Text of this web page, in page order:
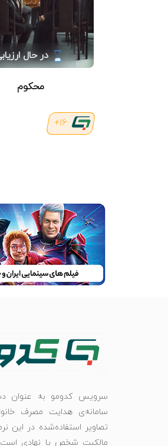
در حال
محکوم
16+
سرویس کدومو به عنوان
سامانه‌ی هدایت مصرف
تصاویر استفاده‌شده در این
مالکیت شخص یا نهادی